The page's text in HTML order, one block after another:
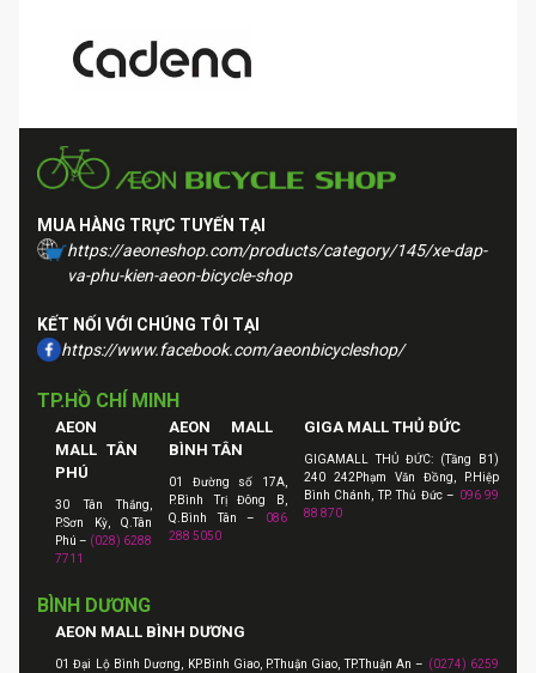
MUA HÀNG TRỰC TUYẾN TẠI
https://aeoneshop.com/products/category/145/xe-dap-
va-phu-kien-aeon-bicycle-shop
KẾT NỐI VỚI CHÚNG TÔI TẠI
https://www.facebook.com/aeonbicycleshop/
TP.HỒ CHÍ MINH
AEON
MALL TÂN
PHÚ
30 Tân Thắng,
P.Sơn Kỳ, Q.Tân
Phú – (028) 6288
7711
AEON MALL
BÌNH TÂN
01 Đường số 17A,
P.Bình Trị Đông B,
Q.Bình Tân –
086
288 5050
GIGA MALL THỦ ĐỨC
GIGAMALL THỦ ĐỨC: (Tầng B1)
240 242Phạm Văn Đồng, P.Hiệp
Bình Chánh, TP. Thủ Đức – 096 99
88 870
BÌNH DƯƠNG
AEON MALL BÌNH DƯƠNG
01 Đại Lộ Bình Dương, KP.Bình Giao, P.Thuận Giao, TP.Thuận An – (0274) 6259